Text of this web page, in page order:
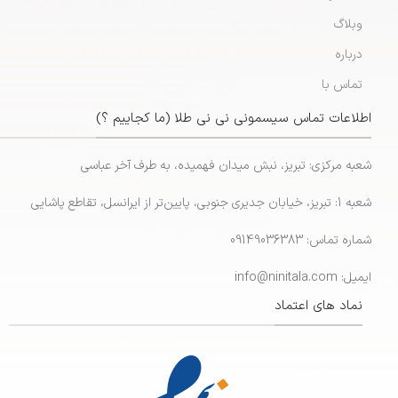
وبلاگ
درباره
تماس با
اطلاعات تماس سیسمونی نی نی طلا (ما کجاییم ؟)
شعبه مرکزی: تبریز، نبش میدان فهمیده، به طرف آخر عباسی
شعبه 1: تبریز، خیابان جدیری جنوبی، پایین‌تر از ایرانسل، تقاطع پاشایی
شماره تماس: 09149036383
ایمیل: info@ninitala.com
نماد های اعتماد